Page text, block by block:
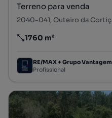
Terreno para venda
Preço por metro quadrado
1760 m²
RE/MAX + Grupo Vantagem
Profissional